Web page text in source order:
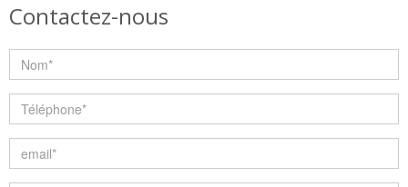
Contactez-nous